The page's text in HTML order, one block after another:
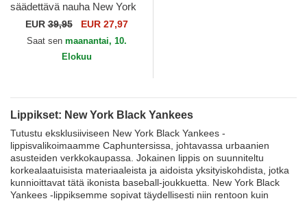
säädettävä nauha New York
Black Yankees Hepcat New
York Black Yankees MLB...
EUR39,95 EUR 27,97
Saat sen maanantai, 10.
Elokuu
Lippikset: New York Black Yankees
Tutustu eksklusiiviseen New York Black Yankees -
lippisvalikoimaamme Caphuntersissa, johtavassa urbaanien
asusteiden verkkokaupassa. Jokainen lippis on suunniteltu
korkealaatuisista materiaaleista ja aidoista yksityiskohdista, jotka
kunnioittavat tätä ikonista baseball-joukkuetta. New York Black
Yankees -lippiksemme sopivat täydellisesti niin rentoon kuin